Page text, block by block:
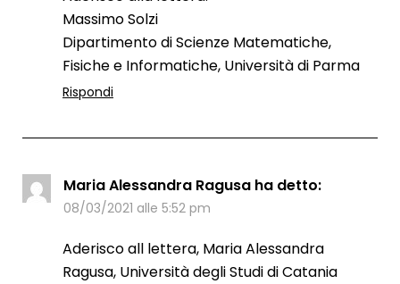
Massimo Solzi
Dipartimento di Scienze Matematiche,
Fisiche e Informatiche, Università di Parma
Rispondi
Maria Alessandra Ragusa ha detto:
08/03/2021 alle 5:52 pm
Aderisco all lettera, Maria Alessandra
Ragusa, Università degli Studi di Catania